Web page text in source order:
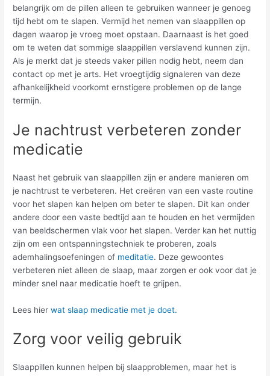
belangrijk om de pillen alleen te gebruiken wanneer je genoeg
tijd hebt om te slapen. Vermijd het nemen van slaappillen op
dagen waarop je vroeg moet opstaan. Daarnaast is het goed
om te weten dat sommige slaappillen verslavend kunnen zijn.
Als je merkt dat je steeds vaker pillen nodig hebt, neem dan
contact op met je arts. Het vroegtijdig signaleren van deze
afhankelijkheid voorkomt ernstigere problemen op de lange
termijn.
Je nachtrust verbeteren zonder
medicatie
Naast het gebruik van slaappillen zijn er andere manieren om
je nachtrust te verbeteren. Het creëren van een vaste routine
voor het slapen kan helpen om beter te slapen. Dit kan onder
andere door een vaste bedtijd aan te houden en het vermijden
van beeldschermen vlak voor het slapen.Verder kan het nuttig
zijn om een ontspanningstechniek te proberen, zoals
ademhalingsoefeningen of meditatie. Deze gewoontes
verbeteren niet alleen de slaap, maar zorgen er ook voor dat je
minder snel naar medicatie hoeft te grijpen.
Lees hierwat slaap medicatie met je doet.
Zorg voor veilig gebruik
Slaappillen kunnen helpen bij slaapproblemen, maar het is